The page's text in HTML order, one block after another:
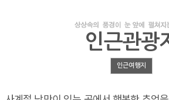
인근관광
인근여행지